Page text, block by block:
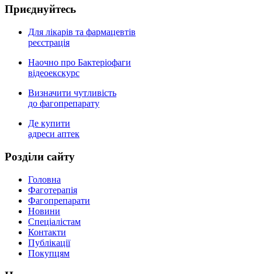
Приєднуйтесь
Для лікарів та фармацевтів
реєстрація
Наочно про Бактеріофаги
відеоекскурс
Визначити чутливість
до фагопрепарату
Де купити
адреси аптек
Роздiли сайту
Головна
Фаготерапія
Фагопрепарати
Новини
Спеціалістам
Контакти
Публікації
Покупцям